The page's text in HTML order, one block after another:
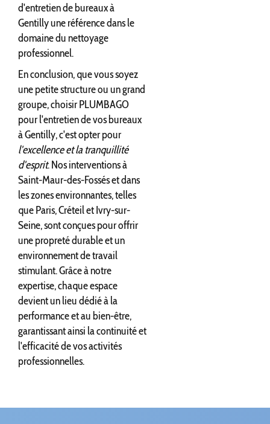
d'entretien de bureaux à
Gentilly une référence dans le
domaine du nettoyage
professionnel.
En conclusion, que vous soyez
une petite structure ou un grand
groupe, choisir PLUMBAGO
pour l'entretien de vos bureaux
à Gentilly, c'est opter pour
l'excellence et la tranquillité
d'esprit. Nos interventions à
Saint-Maur-des-Fossés et dans
les zones environnantes, telles
que Paris, Créteil et Ivry-sur-
Seine, sont conçues pour offrir
une propreté durable et un
environnement de travail
stimulant. Grâce à notre
expertise, chaque espace
devient un lieu dédié à la
performance et au bien-être,
garantissant ainsi la continuité et
l'efficacité de vos activités
professionnelles.